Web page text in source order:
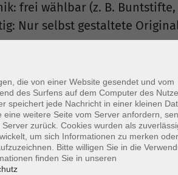
frei wählbar (z. B.
Nur selbst gestaltete
+ das
Regen ab oder sendest es
Malwettbewerb
6-8
die von einer Website gesendet und vom
des Surfens auf dem Computer des
speichert jede Nachricht in einer kleinen
eine weitere Seite vom Server anfordern,
zurück. Cookies wurden als
um sich Informationen zu merken
Bitte willigen Sie in die
finden Sie in unseren